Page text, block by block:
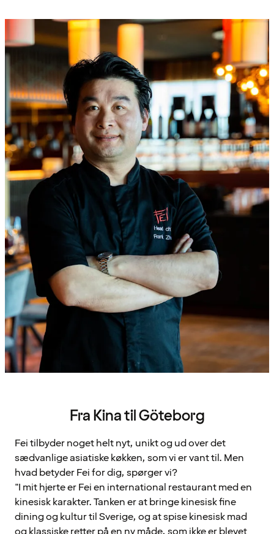
Fra Kina til Göteborg
Fei tilbyder noget helt nyt, unikt og ud over det
sædvanlige asiatiske køkken, som vi er vant til. Men
hvad betyder Fei for dig, spørger vi?
"I mit hjerte er Fei en international restaurant med en
kinesisk karakter. Tanken er at bringe kinesisk fine
dining og kultur til Sverige, og at spise kinesisk mad